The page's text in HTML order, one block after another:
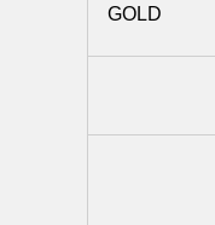
GOLD